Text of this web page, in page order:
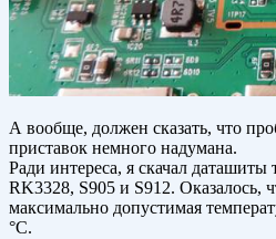
А вообще, должен сказать, что
приставок немного надумана.
Ради интереса, я скачал даташиты
RK3328, S905 и S912. Оказалось,
максимально допустимая
°C.